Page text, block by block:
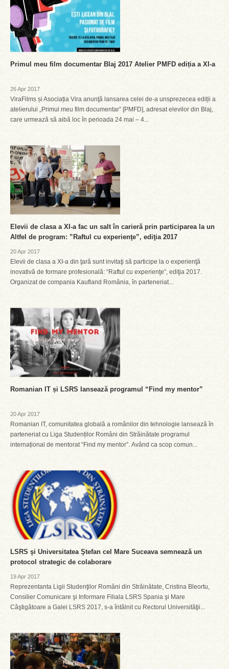
Primul meu film documentar Blaj 2017 Atelier PMFD ediția a XI-a
26 Apr 2017
ViraFilms și Asociația Vira anunţă lansarea celei de-a unsprezecea ediții a
atelierului „Primul meu film documentar” [PMFD], adresat elevilor din Blaj,
care urmează să aibă loc în perioada 24 mai – 4...
Elevii de clasa a XI-a fac un salt în carieră prin participarea la un
Altfel de program: ”Raftul cu experienţe”, ediţia 2017
20 Apr 2017
Elevii de clasa a XI-a din ţară sunt invitaţi să participe la o experienţă
inovativă de formare profesională: “Raftul cu experienţe”, ediţia 2017.
Organizat de compania Kaufland România, în parteneriat...
Romanian IT și LSRS lansează programul “Find my mentor”
20 Apr 2017
Romanian IT, comunitatea globală a românilor din tehnologie lansează în
parteneriat cu Liga Studenților Români din Străinătate programul
internațional de mentorat “Find my mentor”. Având ca scop comun...
LSRS şi Universitatea Ştefan cel Mare Suceava semnează un
protocol strategic de colaborare
19 Apr 2017
Reprezentanta Ligii Studenţilor Români din Străinătate, Cristina Bleortu,
Consilier Comunicare şi Informare Filiala LSRS Spania şi Mare
Câştigătoare a Galei LSRS 2017, s-a întâlnit cu Rectorul Universităţii...